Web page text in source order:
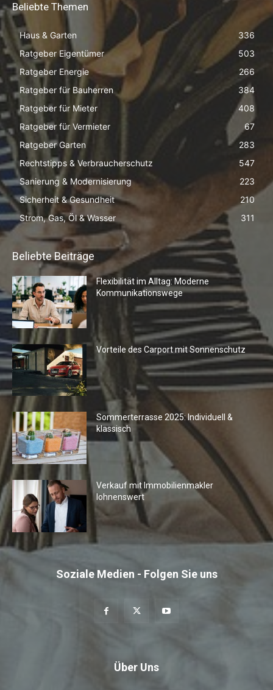
Beliebte Themen
Haus & Garten
336
Ratgeber Eigentümer
503
Ratgeber Energie
266
Ratgeber für Bauherren
384
Ratgeber für Mieter
408
Ratgeber für Vermieter
67
Ratgeber Garten
283
Rechtstipps & Verbraucherschutz
547
Sanierung & Modernisierung
223
Sicherheit & Gesundheit
210
Strom, Gas, Öl & Wasser
311
Beliebte Beiträge
Flexibilität im Alltag: Moderne
Kommunikationswege
Vorteile des Carport mit Sonnenschutz
Sommerterrasse 2025: Individuell &
klassisch
Verkauf mit Immobilienmakler
lohnenswert
Soziale Medien - Folgen Sie uns
Über Uns